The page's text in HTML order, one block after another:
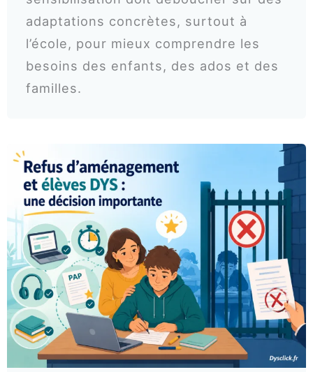
adaptations concrètes, surtout à
l’école, pour mieux comprendre les
besoins des enfants, des ados et des
familles.